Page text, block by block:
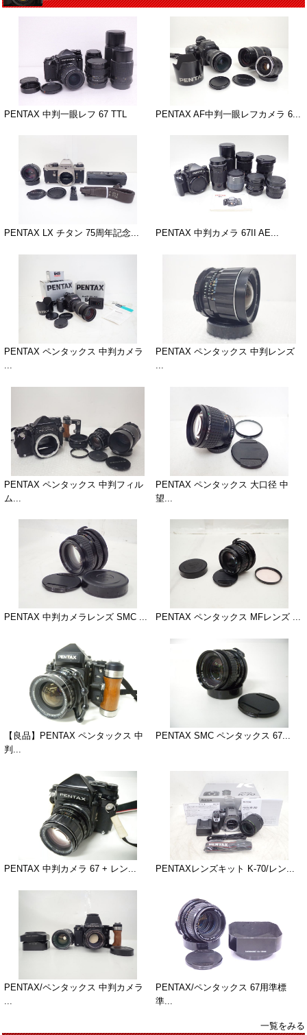
PENTAX 中判一眼レフ 67 TTL PENTAX AF中判一眼レフカメラ 6...
PENTAX LX チタン 75周年記念... PENTAX 中判カメラ 67II AE...
PENTAX ペンタックス 中判カメラ
...
PENTAX ペンタックス 中判レンズ
...
PENTAX ペンタックス 中判フィル
ム...
PENTAX ペンタックス 大口径 中
望...
PENTAX 中判カメラレンズ SMC ... PENTAX ペンタックス MFレンズ ...
【良品】PENTAX ペンタックス 中
判...
PENTAX SMC ペンタックス 67...
PENTAX 中判カメラ 67 + レン... PENTAXレンズキット K-70/レン...
PENTAX/ペンタックス 中判カメラ
...
PENTAX/ペンタックス 67用準標
準...
一覧をみる